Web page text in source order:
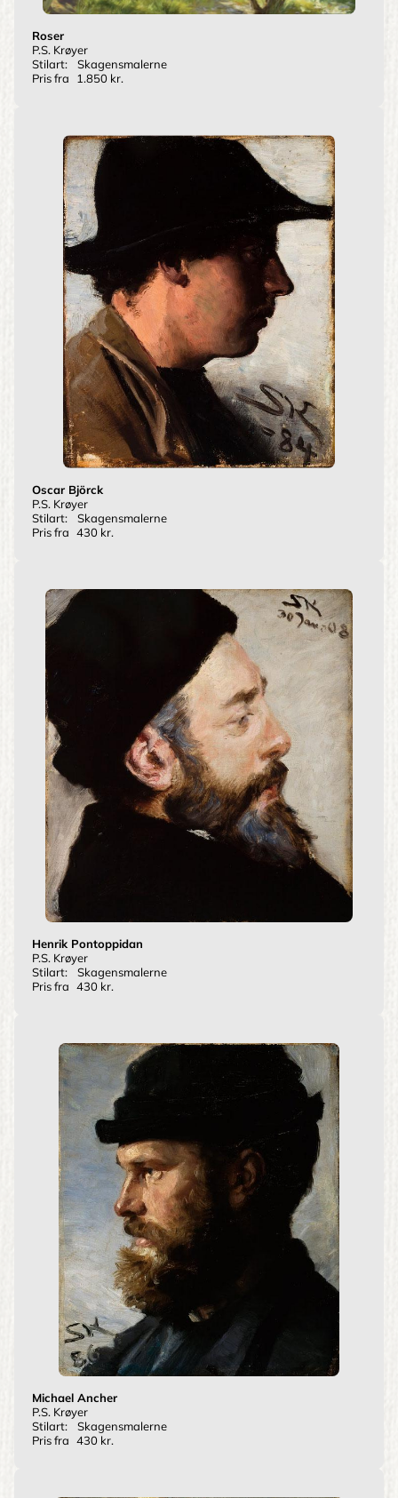
Roser
P.S. Krøyer
Stilart:
Skagensmalerne
Pris fra
1.850 kr.
Oscar Björck
P.S. Krøyer
Stilart:
Skagensmalerne
Pris fra 430 kr.
Henrik Pontoppidan
P.S. Krøyer
Stilart:
Skagensmalerne
Pris fra 430 kr.
Michael Ancher
P.S. Krøyer
Stilart:
Skagensmalerne
Pris fra 430 kr.